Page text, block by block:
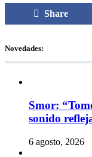
Share
Novedades:
Smor:
sonido
6 agosto, 2026